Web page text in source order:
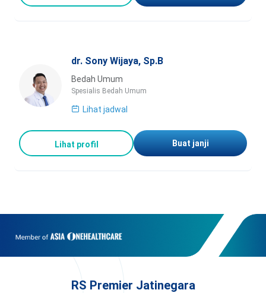
dr. Sony Wijaya, Sp.B
Bedah Umum
Spesialis Bedah Umum
Lihat jadwal
Lihat profil Buat janji
RS Premier Jatinegara